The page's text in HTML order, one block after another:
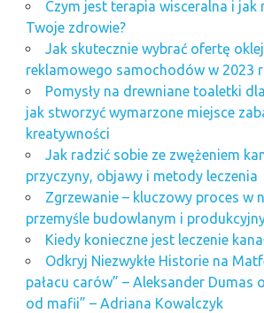
Czym jest terapia wisceralna i jak
Twoje zdrowie?
Jak skutecznie wybrać ofertę
reklamowego samochodów w 2023
Pomysły na drewniane toaletki
jak stworzyć wymarzone miejsce
kreatywności
Jak radzić sobie ze zwężeniem
przyczyny, objawy i metody leczenia
Zgrzewanie – kluczowy proces w
przemyśle budowlanym i
Kiedy konieczne jest leczenie
Odkryj Niezwykłe Historie na
pałacu carów” – Aleksander Dumas
od mafii” – Adriana Kowalczyk